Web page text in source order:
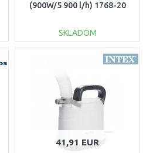
(900W/5 900 l/h) 1768-20
SKLADOM
DO KOŠÍKA
Porovnať
41,91 EUR